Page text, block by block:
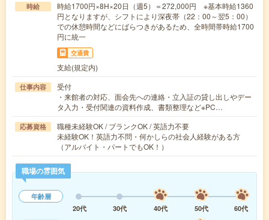
時給
時給1700円×8H×20日（週5）＝272,000円 ※基本時給1360
円となりますが、シフトにより深夜帯（22：00～翌5：00）
での休憩時間などにばらつきがあるため、全時間帯時給1700
円に統一
交通費
支給(規定内)
仕事内容
受付
・来館者の対応、面会先への連絡・立入証の貸し出しやデー
タ入力・受付関連の資料作成、書類整理など※PC…
応募資格
職種未経験OK / ブランクOK / 英語力不要
未経験OK！英語力不問・何かしらの社会人経験がある方
（アルバイト・パートでもOK！）
職場の雰囲気
年齢層
20代
30代 40代 50代
60代